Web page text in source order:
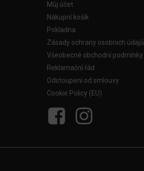
Můj účet
Nákupní košík
Pokladna
Zásady ochrany osobních údajů
Všeobecné obchodní podmínky
Reklamační řád
Odstoupení od smlouvy
Cookie Policy (EU)